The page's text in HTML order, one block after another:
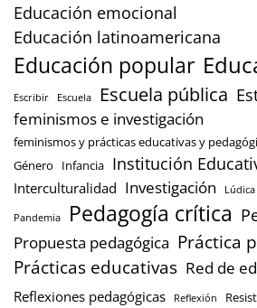
Educación emocional
Educación latinoamericana
Educación popular
Escribir Escuela Escuela pública
feminismos e investigación
feminismos y prácticas educativas y
Género
Infancia Institución
Interculturalidad Investigación Lúdica
Pandemia Pedagogía crítica
Propuesta pedagógica Práctica
Prácticas educativas Red de
Reflexiones pedagógicas Reflexión